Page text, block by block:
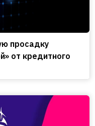
просадку
от кредитного